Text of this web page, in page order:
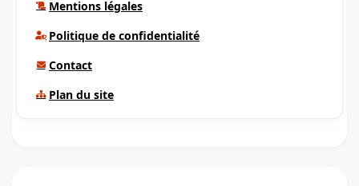
Mentions légales
Politique de confidentialité
Contact
Plan du site